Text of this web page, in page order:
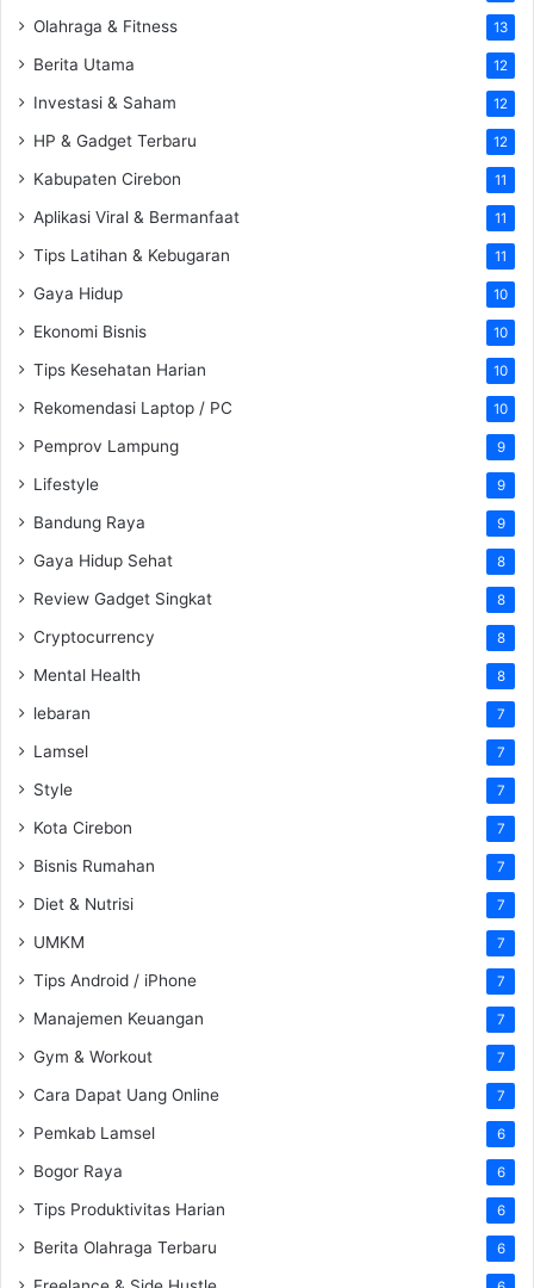
Olahraga & Fitness 13
Berita Utama 12
Investasi & Saham 12
HP & Gadget Terbaru 12
Kabupaten Cirebon 11
Aplikasi Viral & Bermanfaat 11
Tips Latihan & Kebugaran 11
Gaya Hidup 10
Ekonomi Bisnis 10
Tips Kesehatan Harian 10
Rekomendasi Laptop / PC 10
Pemprov Lampung 9
Lifestyle 9
Bandung Raya 9
Gaya Hidup Sehat 8
Review Gadget Singkat 8
Cryptocurrency 8
Mental Health 8
lebaran 7
Lamsel 7
Style 7
Kota Cirebon 7
Bisnis Rumahan 7
Diet & Nutrisi 7
UMKM 7
Tips Android / iPhone 7
Manajemen Keuangan 7
Gym & Workout 7
Cara Dapat Uang Online 7
Pemkab Lamsel 6
Bogor Raya 6
Tips Produktivitas Harian 6
Berita Olahraga Terbaru 6